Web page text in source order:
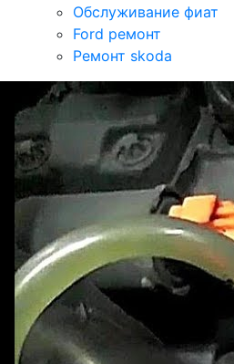
Обслуживание фиат
Ford ремонт
Ремонт skoda